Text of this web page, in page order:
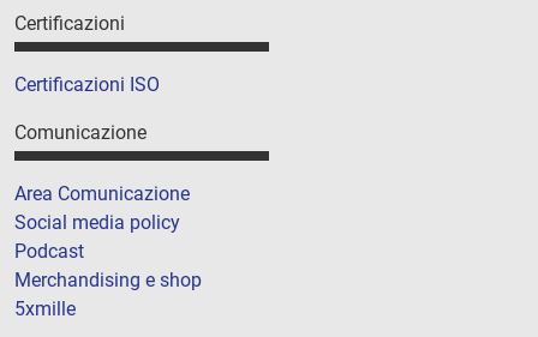
Certificazioni
Certificazioni ISO
Comunicazione
Area Comunicazione
Social media policy
Podcast
Merchandising e shop
5xmille